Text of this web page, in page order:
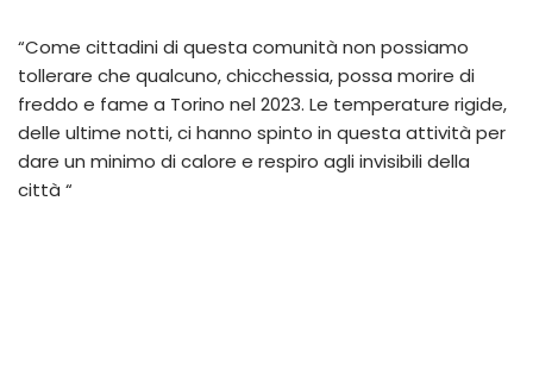
“Come cittadini di questa comunità non possiamo
tollerare che qualcuno, chicchessia, possa morire di
freddo e fame a Torino nel 2023. Le temperature rigide,
delle ultime notti, ci hanno spinto in questa attività per
dare un minimo di calore e respiro agli invisibili della
città “